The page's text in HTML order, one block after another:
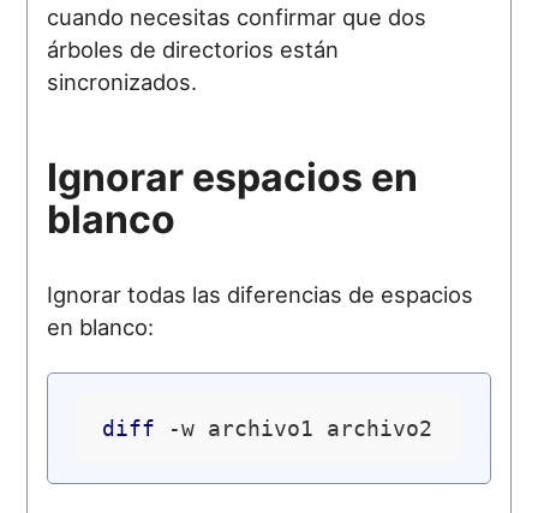
cuando necesitas confirmar que dos
árboles de directorios están
sincronizados.
Ignorar espacios en
blanco
Ignorar todas las diferencias de espacios
en blanco:
diff